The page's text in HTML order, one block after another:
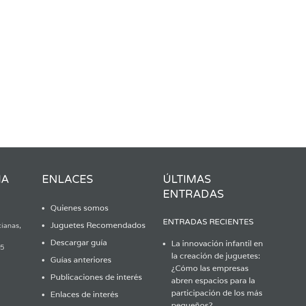
ENLACES
Quienes somos
Juguetes Recomendados
Descargar guía
Guías anteriores
Publicaciones de interés
Enlaces de interés
ÚLTIMAS
ENTRADAS
ENTRADAS RECIENTES
La innovación infantil en
la creación de juguetes:
¿Cómo las empresas
abren espacios para la
participación de los más